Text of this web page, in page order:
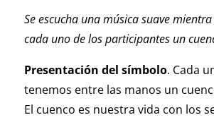
Se escucha una música suave
cada uno de los participantes un
Presentación del símbolo. Cada
tenemos entre las manos un
El cuenco es nuestra vida con los